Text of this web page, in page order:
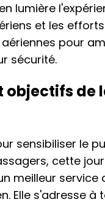
lumière
et les
pour
sécurité.
objectifs de
sensibiliser le
cette
meilleur service
Elle s'adresse à